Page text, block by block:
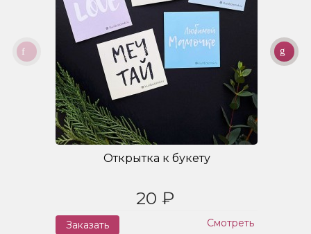
Открытка к букету
20 ₽
Заказать Смотреть